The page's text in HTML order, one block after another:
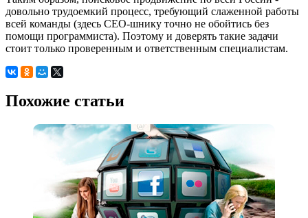
довольно трудоемкий процесс, требующий слаженной работы
всей команды (здесь СЕО-шнику точно не обойтись без
помощи программиста). Поэтому и доверять такие задачи
стоит только проверенным и ответственным специалистам.
Похожие статьи